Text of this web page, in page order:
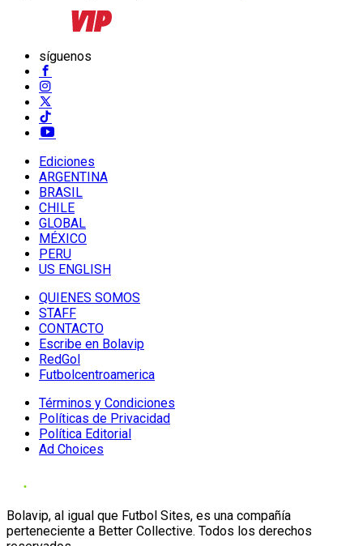
síguenos
Ediciones
ARGENTINA
BRASIL
CHILE
GLOBAL
MÉXICO
PERU
US ENGLISH
QUIENES SOMOS
STAFF
CONTACTO
Escribe en Bolavip
RedGol
Futbolcentroamerica
Términos y Condiciones
Políticas de Privacidad
Política Editorial
Ad Choices
Bolavip, al igual que Futbol Sites, es una compañía
perteneciente a Better Collective. Todos los derechos